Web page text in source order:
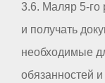
3.6. Маляр 5-го
и получать
необходимые
обязанностей